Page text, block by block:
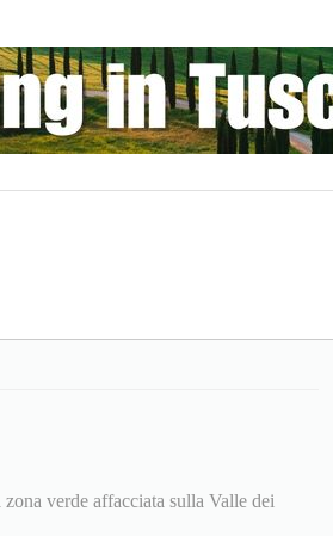
verde affacciata sulla Valle dei